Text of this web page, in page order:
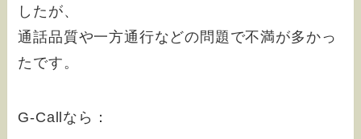
したが、
通話品質や一方通行などの問題で不満が多かっ
たです。
G-Callなら：